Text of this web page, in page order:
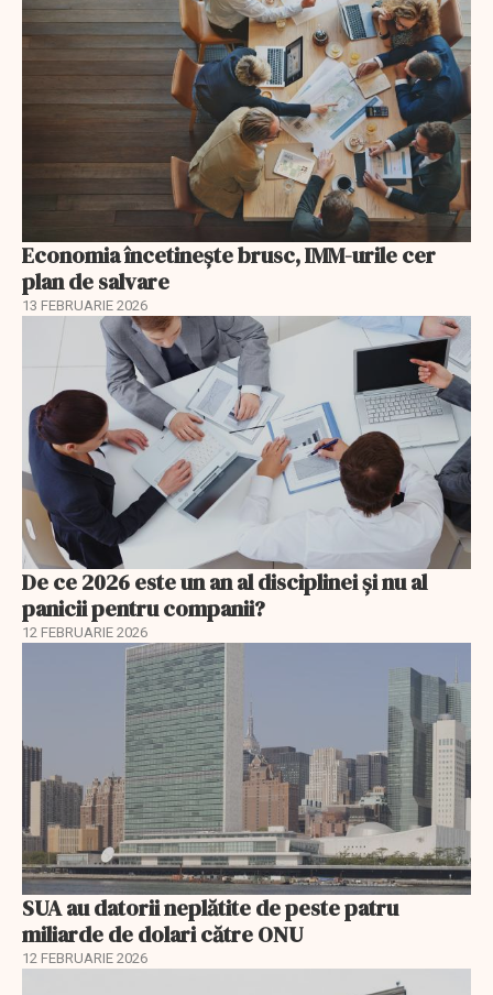
Economia încetinește brusc, IMM-urile cer
plan de salvare
13 FEBRUARIE 2026
De ce 2026 este un an al disciplinei și nu al
panicii pentru companii?
12 FEBRUARIE 2026
SUA au datorii neplătite de peste patru
miliarde de dolari către ONU
12 FEBRUARIE 2026